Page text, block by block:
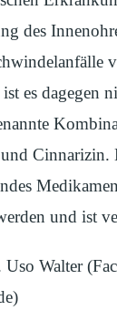
des
es dagegen
Cinnarizin.
und ist
Walter